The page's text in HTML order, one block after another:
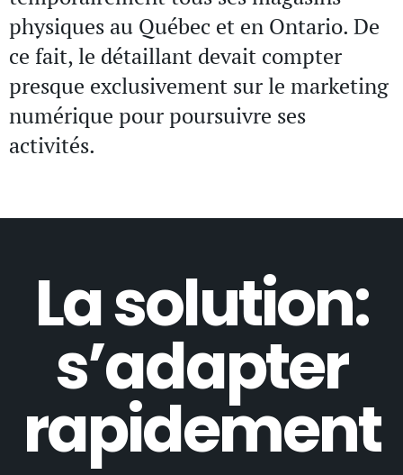
physiques au Québec et en Ontario. De
ce fait, le détaillant devait compter
presque exclusivement sur le marketing
numérique pour poursuivre ses
activités.
La solution:
s’adapter
rapidement